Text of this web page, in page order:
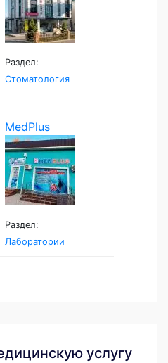
Раздел:
Стоматология
MedPlus
Раздел:
Лаборатории
услугу